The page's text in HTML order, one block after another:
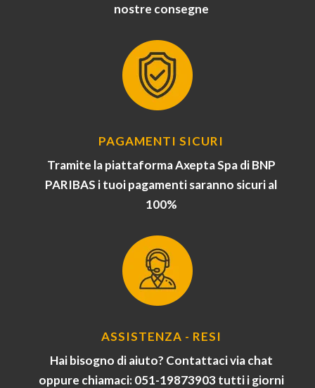
nostre consegne
PAGAMENTI SICURI
Tramite la piattaforma Axepta Spa di BNP
PARIBAS i tuoi pagamenti saranno sicuri al
100%
ASSISTENZA - RESI
Hai bisogno di aiuto? Contattaci via chat
oppure chiamaci: 051-19873903 tutti i giorni